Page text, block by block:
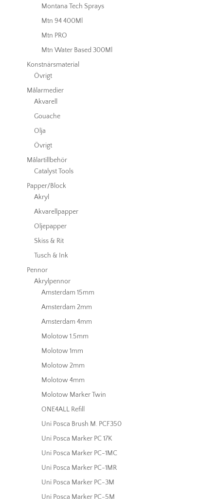
Montana Tech Sprays
Mtn 94 400Ml
Mtn PRO
Mtn Water Based 300Ml
Konstnärsmaterial
Övrigt
Målarmedier
Akvarell
Gouache
Olja
Övrigt
Målartillbehör
Catalyst Tools
Papper/Block
Akryl
Akvarellpapper
Oljepapper
Skiss & Rit
Tusch & Ink
Pennor
Akrylpennor
Amsterdam 15mm
Amsterdam 2mm
Amsterdam 4mm
Molotow 1.5mm
Molotow 1mm
Molotow 2mm
Molotow 4mm
Molotow Marker Twin
ONE4ALL Refill
Uni Posca Brush M. PCF350
Uni Posca Marker PC 17K
Uni Posca Marker PC-1MC
Uni Posca Marker PC-1MR
Uni Posca Marker PC-3M
Uni Posca Marker PC-5M